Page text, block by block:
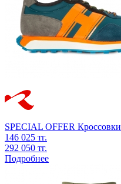
SPECIAL OFFER Кроссовки
146 025 тг.
292 050 тг.
Подробнее